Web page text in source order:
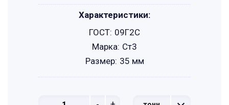
Характеристики:
ГОСТ: 09Г2С
Марка: Ст3
Размер: 35 мм